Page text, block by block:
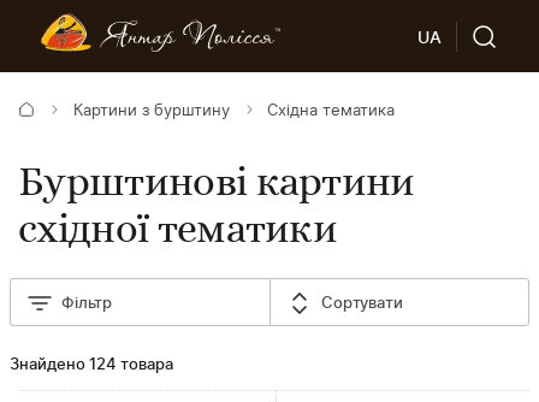
UA
Картини з бурштину Східна тематика
Бурштинові картини
східної тематики
Фільтр Сортувати
Знайдено 124 товара